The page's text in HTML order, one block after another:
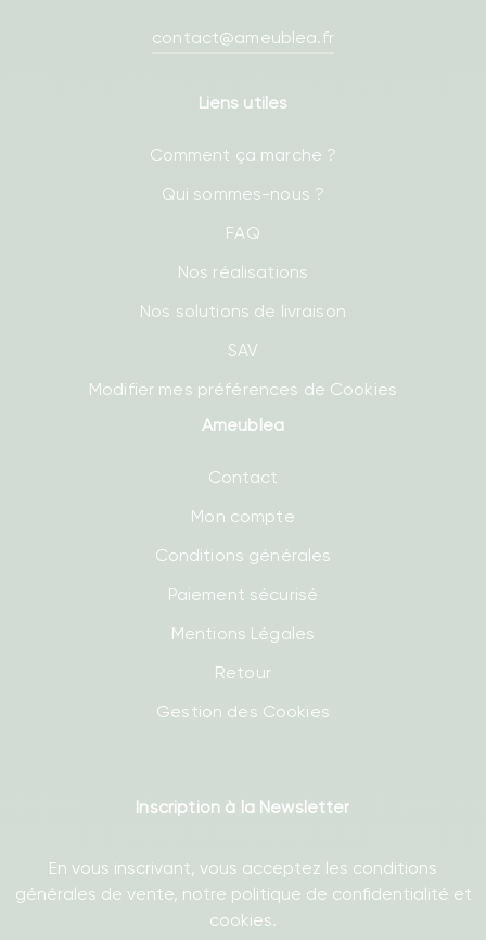
contact@ameublea.fr
Liens utiles
Comment ça marche ?
Qui sommes-nous ?
FAQ
Nos réalisations
Nos solutions de livraison
SAV
Modifier mes préférences de Cookies
Ameublea
Contact
Mon compte
Conditions générales
Paiement sécurisé
Mentions Légales
Retour
Gestion des Cookies
Inscription à la Newsletter
En vous inscrivant, vous acceptez les conditions
générales de vente, notre politique de confidentialité et
cookies.